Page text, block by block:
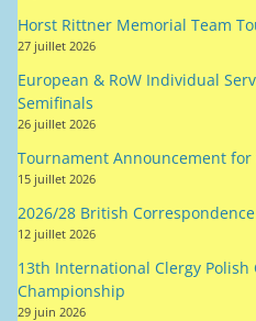
Horst Rittner Memorial Team
27 juillet 2026
European & RoW Individual
Semifinals
26 juillet 2026
Tournament Announcement for
15 juillet 2026
2026/28 British
12 juillet 2026
13th International Clergy Polish
Championship
29 juin 2026